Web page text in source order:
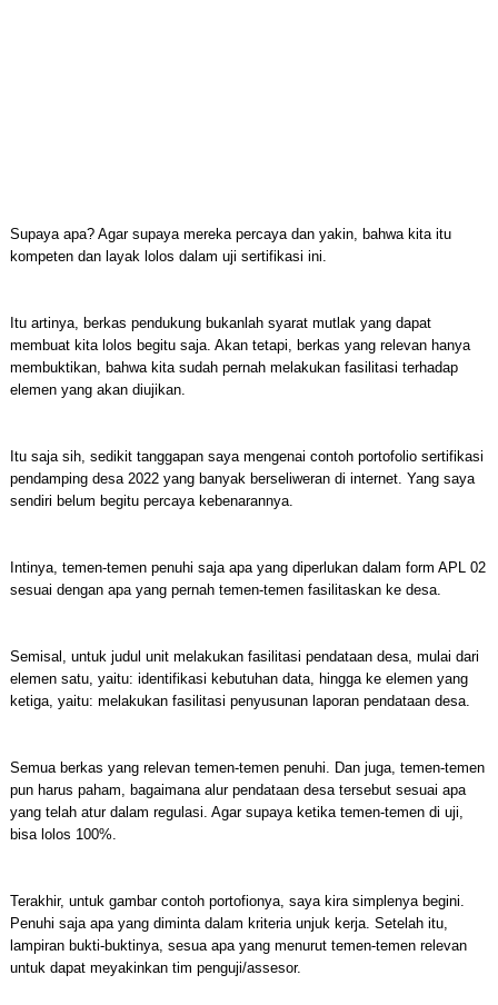
Supaya apa? Agar supaya mereka percaya dan yakin, bahwa kita itu
kompeten dan layak lolos dalam uji sertifikasi ini.
Itu artinya, berkas pendukung bukanlah syarat mutlak yang dapat
membuat kita lolos begitu saja. Akan tetapi, berkas yang relevan hanya
membuktikan, bahwa kita sudah pernah melakukan fasilitasi terhadap
elemen yang akan diujikan.
Itu saja sih, sedikit tanggapan saya mengenai contoh portofolio sertifikasi
pendamping desa 2022 yang banyak berseliweran di internet. Yang saya
sendiri belum begitu percaya kebenarannya.
Intinya, temen-temen penuhi saja apa yang diperlukan dalam form APL 02
sesuai dengan apa yang pernah temen-temen fasilitaskan ke desa.
Semisal, untuk judul unit melakukan fasilitasi pendataan desa, mulai dari
elemen satu, yaitu: identifikasi kebutuhan data, hingga ke elemen yang
ketiga, yaitu: melakukan fasilitasi penyusunan laporan pendataan desa.
Semua berkas yang relevan temen-temen penuhi. Dan juga, temen-temen
pun harus paham, bagaimana alur pendataan desa tersebut sesuai apa
yang telah atur dalam regulasi. Agar supaya ketika temen-temen di uji,
bisa lolos 100%.
Terakhir, untuk gambar contoh portofionya, saya kira simplenya begini.
Penuhi saja apa yang diminta dalam kriteria unjuk kerja. Setelah itu,
lampiran bukti-buktinya, sesua apa yang menurut temen-temen relevan
untuk dapat meyakinkan tim penguji/assesor.